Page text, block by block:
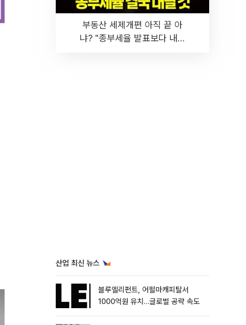
부동산 세제개편 아직 끝 아
냐? "종부세율 발표보다 내릴
산업 최신 뉴스
블루엘리펀트, 어펄마캐피탈서
1000억원 유치…글로벌 공략 속도